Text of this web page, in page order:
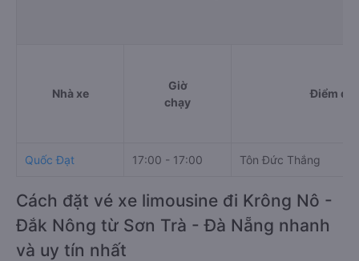
Nhà xe
Giờ
chạy
Điểm đi
Quốc Đạt 17:00 - 17:00 Tôn Đức Thắng
Cách đặt vé xe limousine đi Krông Nô -
Đắk Nông từ Sơn Trà - Đà Nẵng nhanh
và uy tín nhất